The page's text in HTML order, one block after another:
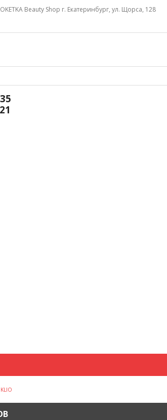
Beauty Shop г. Екатеринбург, ул. Щорса, 128
KLIO